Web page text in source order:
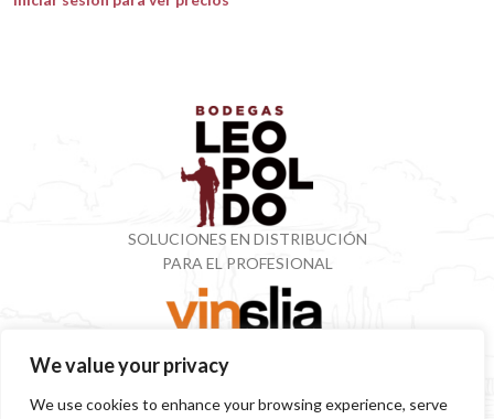
We value your privacy
We use cookies to enhance your browsing experience, serve
SOLUCIONES EN DISTRIBUCIÓN
PARA EL PROFESIONAL
VINOTECA CON MÁS DE 50 AÑOS ESPECIALIZADOS